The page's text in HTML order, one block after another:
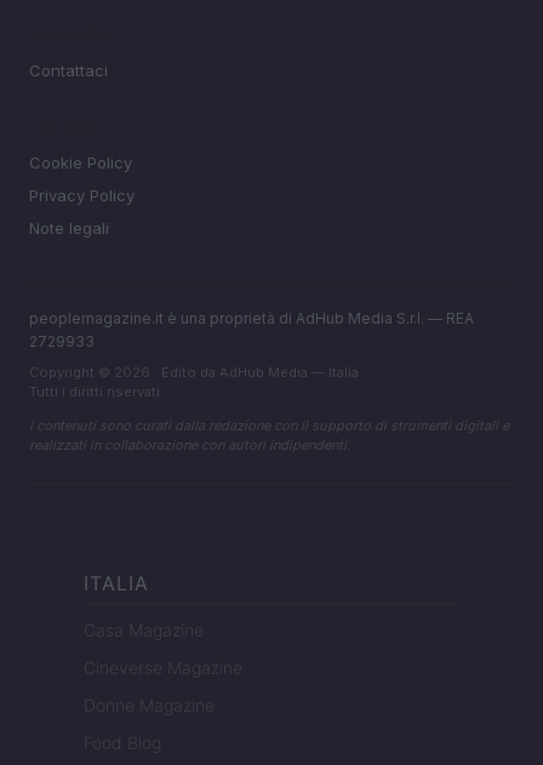
Contattaci
Cookie Policy
Privacy Policy
Note legali
peoplemagazine.it è una proprietà di AdHub Media S.r.l. — REA
2729933
Copyright © 2026 · Edito da AdHub Media — Italia
Tutti i diritti riservati
I contenuti sono curati dalla redazione con il supporto di strumenti digitali e
realizzati in collaborazione con autori indipendenti.
ITALIA
Casa Magazine
Cineverse Magazine
Donne Magazine
Food Blog